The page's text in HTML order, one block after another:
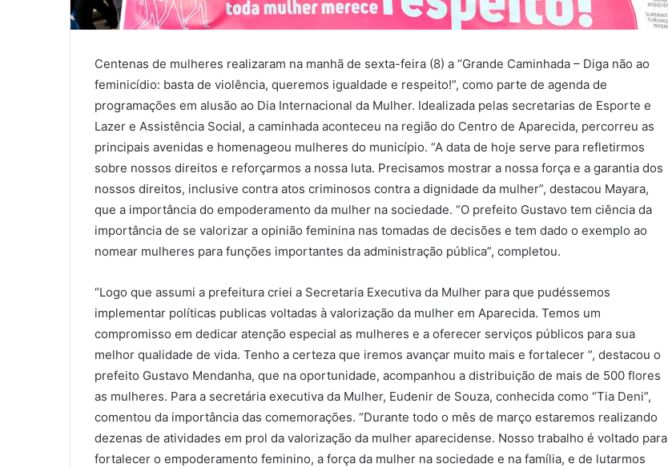
Centenas de mulheres realizaram na manhã de sexta-feira (8) a “Grande Caminhada – Diga não ao
feminicídio: basta de violência, queremos igualdade e respeito!”, como parte de agenda de
programações em alusão ao Dia Internacional da Mulher. Idealizada pelas secretarias de Esporte e
Lazer e Assistência Social, a caminhada aconteceu na região do Centro de Aparecida, percorreu as
principais avenidas e homenageou mulheres do município. “A data de hoje serve para refletirmos
sobre nossos direitos e reforçarmos a nossa luta. Precisamos mostrar a nossa força e a garantia dos
nossos direitos, inclusive contra atos criminosos contra a dignidade da mulher”, destacou Mayara,
que a importância do empoderamento da mulher na sociedade. “O prefeito Gustavo tem ciência da
importância de se valorizar a opinião feminina nas tomadas de decisões e tem dado o exemplo ao
nomear mulheres para funções importantes da administração pública”, completou.
“Logo que assumi a prefeitura criei a Secretaria Executiva da Mulher para que pudéssemos
implementar políticas publicas voltadas à valorização da mulher em Aparecida. Temos um
compromisso em dedicar atenção especial as mulheres e a oferecer serviços públicos para sua
melhor qualidade de vida. Tenho a certeza que iremos avançar muito mais e fortalecer “, destacou o
prefeito Gustavo Mendanha, que na oportunidade, acompanhou a distribuição de mais de 500 flores
as mulheres. Para a secretária executiva da Mulher, Eudenir de Souza, conhecida como “Tia Deni”,
comentou da importância das comemorações. “Durante todo o mês de março estaremos realizando
dezenas de atividades em prol da valorização da mulher aparecidense. Nosso trabalho é voltado para
fortalecer o empoderamento feminino, a força da mulher na sociedade e na família, e de lutarmos